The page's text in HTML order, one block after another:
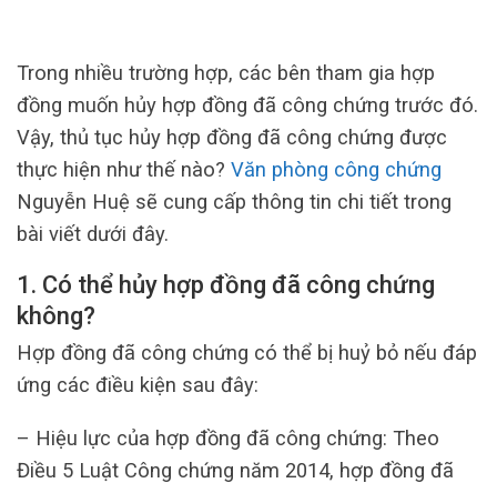
Trong nhiều trường hợp, các bên tham gia hợp
đồng muốn hủy hợp đồng đã công chứng trước đó.
Vậy, thủ tục hủy hợp đồng đã công chứng được
thực hiện như thế nào? Văn phòng công chứng
Nguyễn Huệ sẽ cung cấp thông tin chi tiết trong
bài viết dưới đây.
1. Có thể hủy hợp đồng đã công chứng
không?
Hợp đồng đã công chứng có thể bị huỷ bỏ nếu đáp
ứng các điều kiện sau đây:
– Hiệu lực của hợp đồng đã công chứng: Theo
Điều 5 Luật Công chứng năm 2014, hợp đồng đã